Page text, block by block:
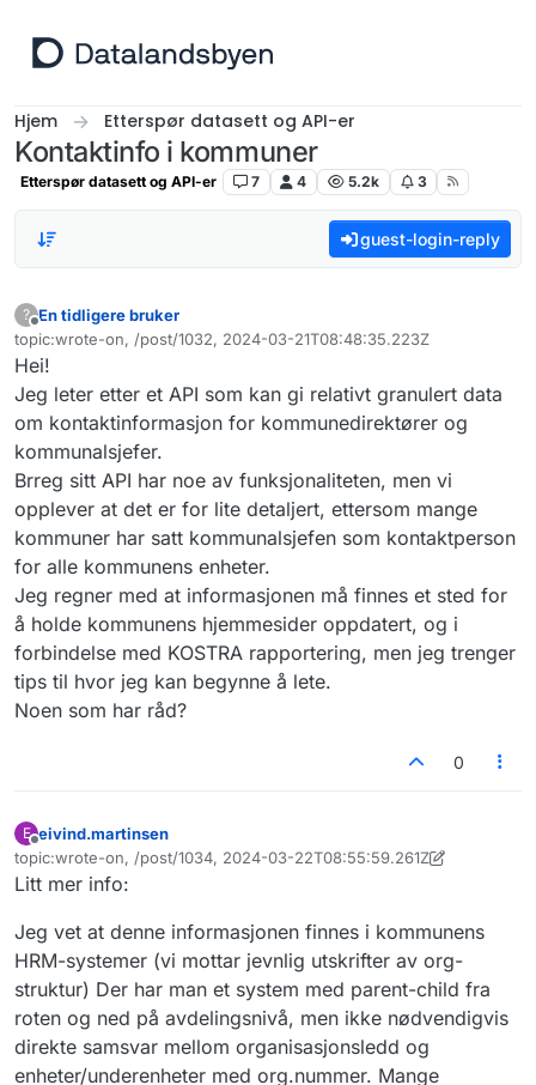
Hjem Etterspør datasett og API-er
Kontaktinfo i kommuner
Etterspør datasett og API-er 7 4 5.2k 3
guest-login-reply
?
Frakoblet
En tidligere bruker
topic:wrote-on, /post/1032, 2024-03-21T08:48:35.223Z
Sist endret av
Hei!
Jeg leter etter et API som kan gi relativt granulert data
om kontaktinformasjon for kommunedirektører og
kommunalsjefer.
Brreg sitt API har noe av funksjonaliteten, men vi
opplever at det er for lite detaljert, ettersom mange
kommuner har satt kommunalsjefen som kontaktperson
for alle kommunens enheter.
Jeg regner med at informasjonen må finnes et sted for
å holde kommunens hjemmesider oppdatert, og i
forbindelse med KOSTRA rapportering, men jeg trenger
tips til hvor jeg kan begynne å lete.
Noen som har råd?
0
E
Frakoblet
eivind.martinsen
topic:wrote-on, /post/1034, 2024-03-22T08:55:59.261Z
Sist endret av eivind.martinsen
Litt mer info:
Jeg vet at denne informasjonen finnes i kommunens
HRM-systemer (vi mottar jevnlig utskrifter av org-
struktur) Der har man et system med parent-child fra
roten og ned på avdelingsnivå, men ikke nødvendigvis
direkte samsvar mellom organisasjonsledd og
enheter/underenheter med org.nummer. Mange